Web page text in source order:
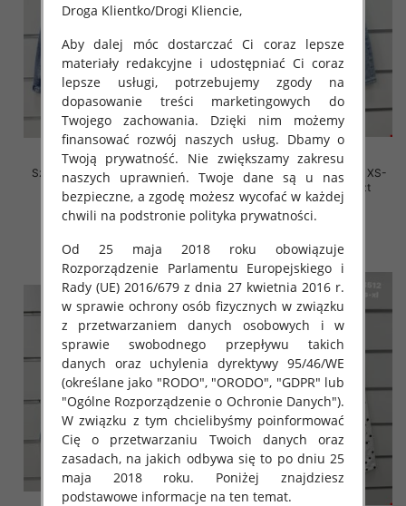
Szorty damskie jeansy Roz XS-
XL, 1 Kolor Paczka 10 szt
46.00 zł
Szorty damskie jeansy Roz XS-
XL, 1 Kolor Paczka 10 szt
44.00 zł
Droga Klientko/Drogi Kliencie,
Aby dalej móc dostarczać Ci coraz lepsze
materiały redakcyjne i udostępniać Ci coraz
lepsze usługi, potrzebujemy zgody na
dopasowanie treści marketingowych do
Twojego zachowania. Dzięki nim możemy
finansować rozwój naszych usług. Dbamy o
Twoją prywatność. Nie zwiększamy zakresu
naszych uprawnień. Twoje dane są u nas
bezpieczne, a zgodę możesz wycofać w każdej
chwili na podstronie polityka prywatności.
Od 25 maja 2018 roku obowiązuje
Rozporządzenie Parlamentu Europejskiego i
Rady (UE) 2016/679 z dnia 27 kwietnia 2016 r.
w sprawie ochrony osób fizycznych w związku
z przetwarzaniem danych osobowych i w
sprawie swobodnego przepływu takich
danych oraz uchylenia dyrektywy 95/46/WE
(określane jako "RODO", "ORODO", "GDPR" lub
"Ogólne Rozporządzenie o Ochronie Danych").
W związku z tym chcielibyśmy poinformować
Cię o przetwarzaniu Twoich danych oraz
zasadach, na jakich odbywa się to po dniu 25
maja 2018 roku. Poniżej znajdziesz
podstawowe informacje na ten temat.